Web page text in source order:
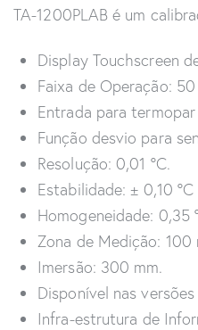
TA-1200PLAB é um
Display Touchscreen
Faixa de Operação: 50
Entrada para
Função desvio para
Resolução: 0,01 ºC.
Estabilidade: ± 0,10 ºC
Homogeneidade: 0,35
Zona de Medição: 100
Imersão: 300 mm.
Disponível nas
Infra-estrutura de